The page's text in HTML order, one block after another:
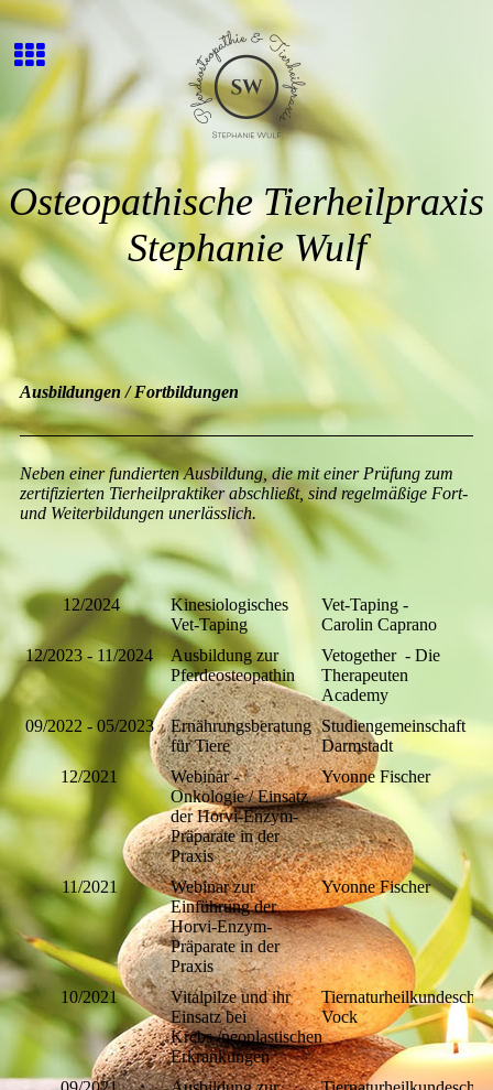
Osteopathische Tierheilpraxis
Stephanie Wulf
Ausbildungen / Fortbildungen
Neben einer fundierten Ausbildung, die mit einer Prüfung zum
zertifizierten Tierheilpraktiker abschließt, sind regelmäßige Fort-
und Weiterbildungen unerlässlich.
12/2024
Kinesiologisches
Vet-Taping
Vet-Taping -
Carolin Caprano
12/2023 - 11/2024
Ausbildung zur
Pferdeosteopathin
Vetogether - Die
Therapeuten
Academy
09/2022 - 05/2023
Ernährungsberatung
für Tiere
Studiengemeinschaft
Darmstadt
12/2021
Webinar -
Onkologie / Einsatz
derHorvi-Enzym-
Präparate in der
Praxis
Yvonne Fischer
11/2021
Webinar zur
Einführungder
Horvi-Enzym-
Präparate in der
Praxis
Yvonne Fischer
10/2021
Vitalpilze und ihr
Einsatz bei
Krebs/neoplastischen
Erkrankungen
Vock